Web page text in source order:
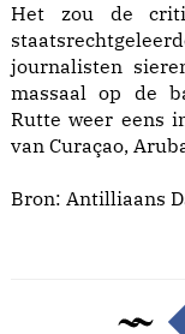
Het zou de
journalisten
massaal op de
Rutte weer eens
van Curaçao,
Bron: Antilliaans